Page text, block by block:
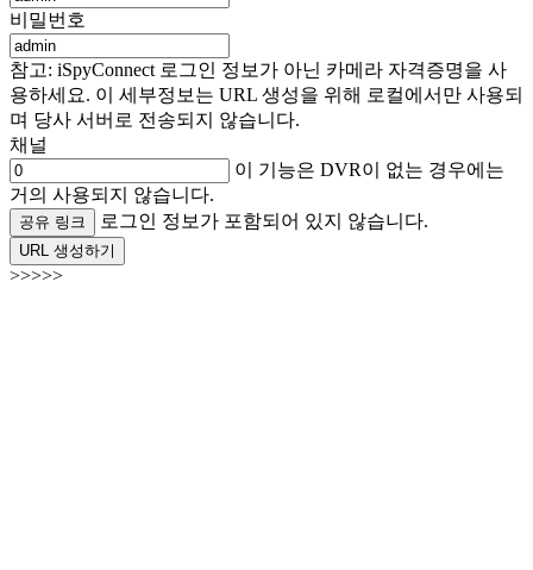
비밀번호
참고: iSpyConnect 로그인 정보가 아닌 카메라 자격증명을 사
용하세요. 이 세부정보는 URL 생성을 위해 로컬에서만 사용되
며 당사 서버로 전송되지 않습니다.
채널
이 기능은 DVR이 없는 경우에는
거의 사용되지 않습니다.
공유 링크 로그인 정보가 포함되어 있지 않습니다.
URL 생성하기
>>>>>